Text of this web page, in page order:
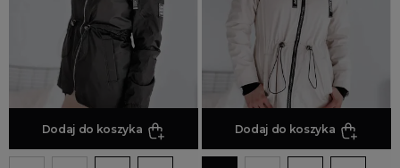
Kurtki Pikowane
Kurtki futrzane
Kurtki ponczo
Dodaj do koszyka Dodaj do koszyka